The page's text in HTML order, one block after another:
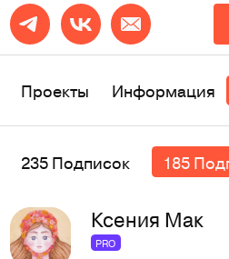
Проекты Информация
235 Подписок 185
Ксения Мак
PRO